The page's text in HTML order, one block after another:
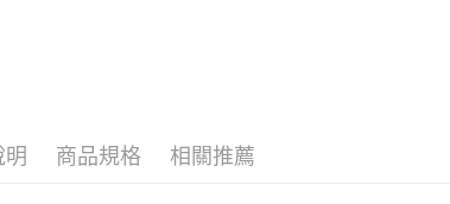
明 商品規格 相關推薦